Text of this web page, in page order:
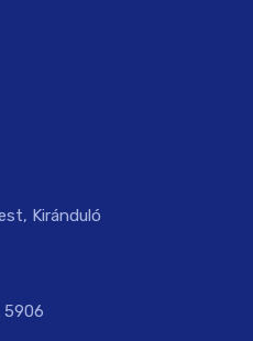
Kiránduló
5906